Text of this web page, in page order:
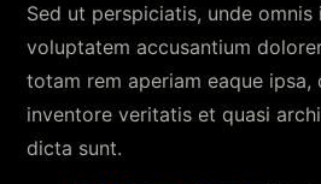
Sed ut perspiciatis, unde
voluptatem accusantium
totam rem aperiam eaque ipsa,
inventore veritatis et quasi
dicta sunt.